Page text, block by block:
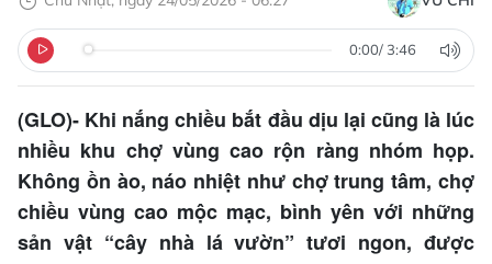
0:00/ 3:46
(GLO)- Khi nắng chiều bắt đầu dịu lại cũng là lúc
nhiều khu chợ vùng cao rộn ràng nhóm họp.
Không ồn ào, náo nhiệt như chợ trung tâm, chợ
chiều vùng cao mộc mạc, bình yên với những
sản vật “cây nhà lá vườn” tươi ngon, được